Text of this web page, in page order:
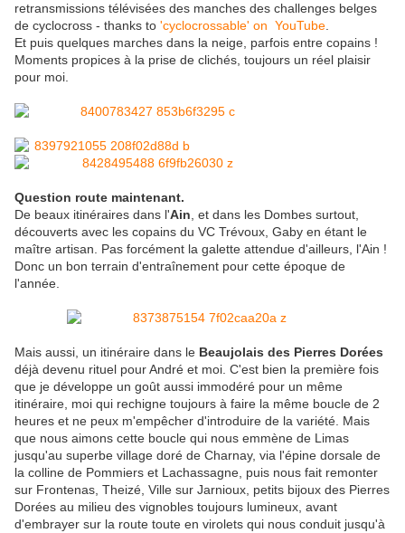
retransmissions télévisées des manches des challenges belges
de cyclocross - thanks to 'cyclocrossable' on YouTube
Et puis quelques marches dans la neige, parfois entre copains !
Moments propices à la prise de clichés, toujours un réel plaisir
pour moi.
Question route maintenant.
De beaux itinéraires dans l'Ain , et dans les Dombes surtout,
découverts avec les copains du VC Trévoux, Gaby en étant le
maître artisan. Pas forcément la galette attendue d'ailleurs, l'Ain !
Donc un bon terrain d'entraînement pour cette époque de
l'année.
Mais aussi, un itinéraire dans le Beaujolais des Pierres Dorées
déjà devenu rituel pour André et moi. C'est bien la première fois
que je développe un goût aussi immodéré pour un même
itinéraire, moi qui rechigne toujours à faire la même boucle de 2
heures et ne peux m'empêcher d'introduire de la variété. Mais
que nous aimons cette boucle qui nous emmène de Limas
jusqu'au superbe village doré de Charnay, via l'épine dorsale de
la colline de Pommiers et Lachassagne, puis nous fait remonter
sur Frontenas, Theizé, Ville sur Jarnioux, petits bijoux des Pierres
Dorées au milieu des vignobles toujours lumineux, avant
d'embrayer sur la route toute en virolets qui nous conduit jusqu'à